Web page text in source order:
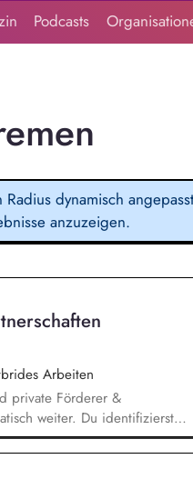
Podcasts
dynamisch
anzuzeigen.
Arbeiten
private Förderer &
weiter. Du identifizierst
sie aktiv an. Du planst und
deren Ergebnisse. Du
Programmkollegen